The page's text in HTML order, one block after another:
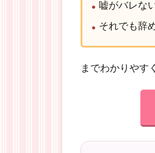
嘘がバレな
それでも辞
までわかりやす